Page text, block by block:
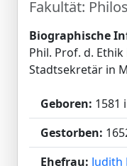
Fakultät:
Biographische
Phil. Prof. d.
Stadtsekretär in
Geboren: 1581
Gestorben:
Ehefrau: Judith